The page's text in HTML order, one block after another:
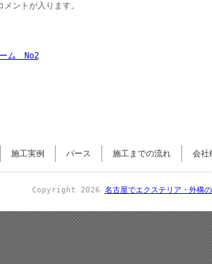
メントが入ります。
ーム No2
施工実例 パース 施工までの流れ 会社
Copyright 2026 名古屋でエクステリア・外構